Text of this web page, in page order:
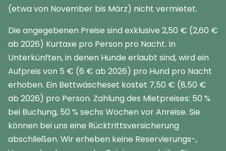
(etwa von November bis März) nicht vermietet.
Die angegebenen Preise sind exklusive 2,50 € (2,60 €
ab 2026) Kurtaxe pro Person pro Nacht. In
Unterkünften, in denen Hunde erlaubt sind, wird ein
Aufpreis von 5 € (6 € ab 2026) pro Hund pro Nacht
erhoben. Ein Bettwäscheset kostet 7,50 € (8,50 €
ab 2026) pro Person. Zahlung des Mietpreises: 50 %
bei Buchung, 50 % sechs Wochen vor Anreise. Sie
können bei uns eine Rücktrittsversicherung
abschließen. Wir erheben keine Reservierungs-,